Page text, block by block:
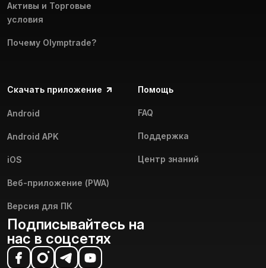
Активы и Торговые
условия
Почему Olymptrade?
Скачать приложение
Android
Android APK
iOS
Веб-приложение (PWA)
Версия для ПК
Помощь
FAQ
Поддержка
Центр знаний
Подписывайтесь на
нас в соцсетях